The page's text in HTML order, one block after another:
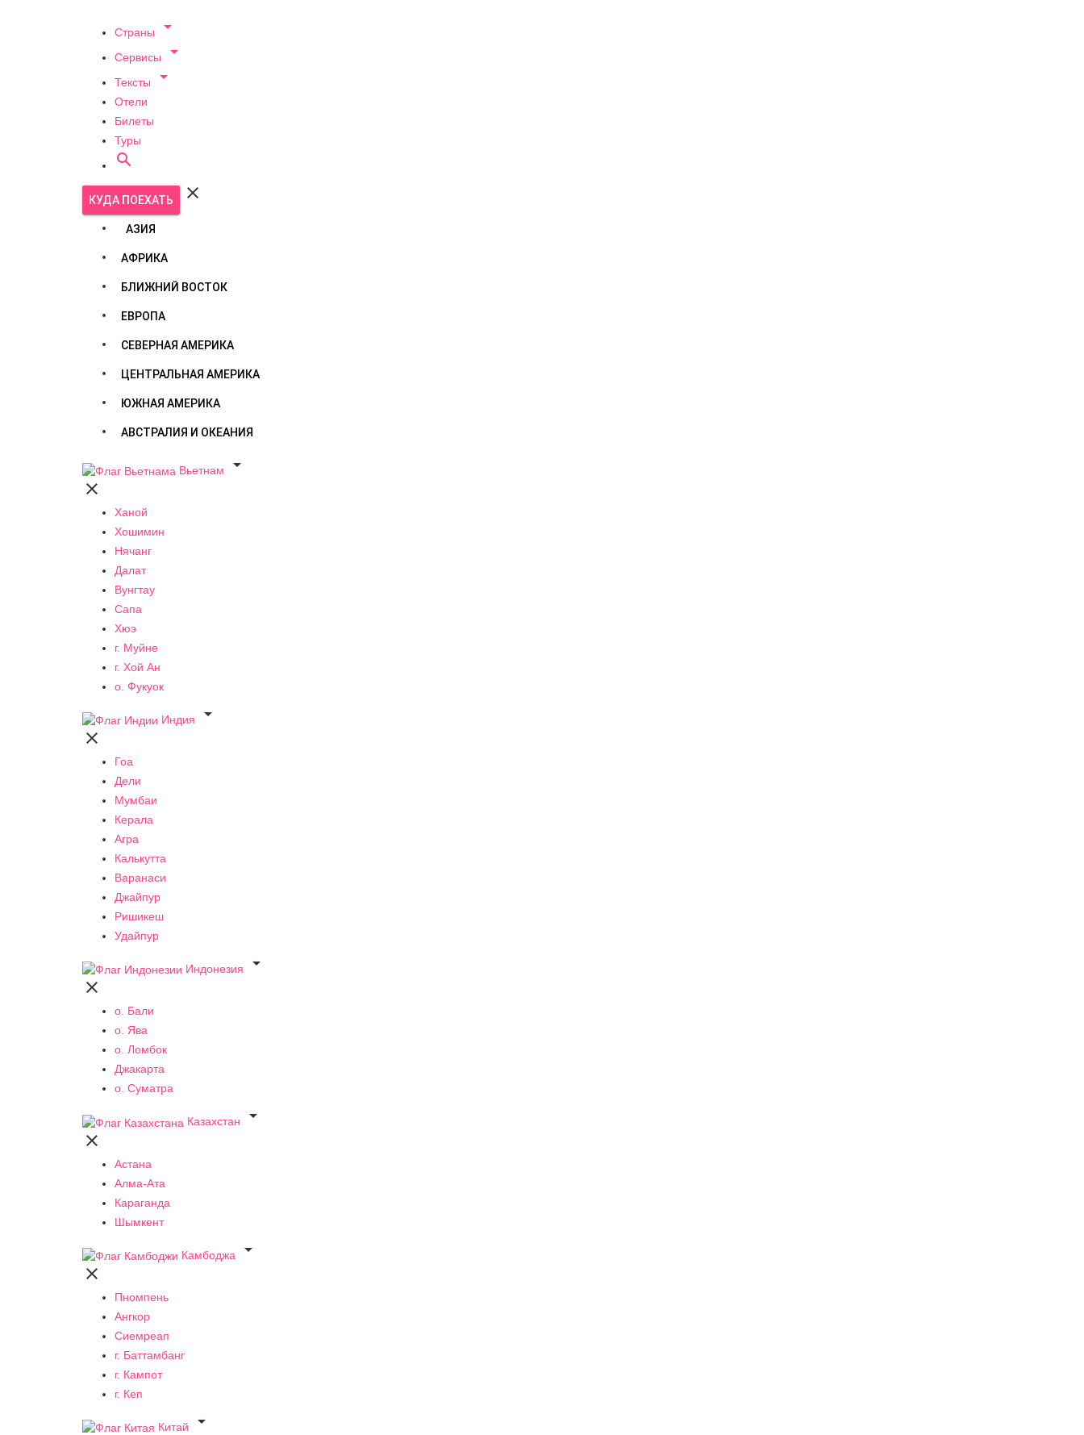
Страны 
Сервисы 
Тексты 
Отели
Билеты
Туры

КУДА ПОЕХАТЬ 
АЗИЯ
АФРИКА
БЛИЖНИЙ ВОСТОК
ЕВРОПА
СЕВЕРНАЯ АМЕРИКА
ЦЕНТРАЛЬНАЯ АМЕРИКА
ЮЖНАЯ АМЕРИКА
АВСТРАЛИЯ И ОКЕАНИЯ
Вьетнам


Ханой
Хошимин
Нячанг
Далат
Вунгтау
Сапа
Хюэ
г. Муйне
г. Хой Ан
о. Фукуок
Индия


Гоа
Дели
Мумбаи
Керала
Агра
Калькутта
Варанаси
Джайпур
Ришикеш
Удайпур
Индонезия


о. Бали
о. Ява
о. Ломбок
Джакарта
о. Суматра
Казахстан


Астана
Алма-Ата
Караганда
Шымкент
Камбоджа


Пномпень
Ангкор
Сиемреап
г. Баттамбанг
г. Кампот
г. Кеп
Китай
